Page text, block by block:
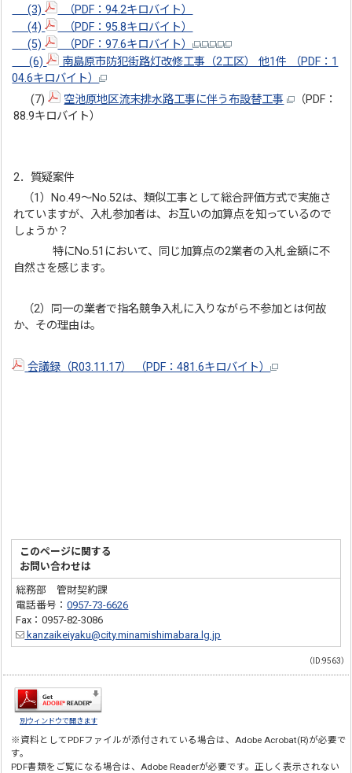
(3)
（PDF：94.2キロバイト）
(4)
（PDF：95.8キロバイト）
(5)
（PDF：97.6キロバイト）
(6)
南島原市防犯街路灯改修工事（2工区） 他1件 （PDF：1
04.6キロバイト）
(7)
空池原地区流末排水路工事に伴う布設替工事
（PDF：
88.9キロバイト）
2．質疑案件
（1）No.49～No.52は、類似工事として総合評価方式で実施さ
れていますが、入札参加者は、お互いの加算点を知っているので
しょうか？
特にNo.51において、同じ加算点の2業者の入札金額に不
自然さを感じます。
（2）同一の業者で指名競争入札に入りながら不参加とは何故
か、その理由は。
会議録（R03.11.17） （PDF：481.6キロバイト）
このページに関する
お問い合わせは
総務部 管財契約課
電話番号：0957-73-6626
Fax：0957-82-3086
kanzaikeiyaku@city.minamishimabara.lg.jp
（ID:9563）
別ウィンドウで開きます
※資料としてPDFファイルが添付されている場合は、Adobe Acrobat(R)が必要で
す。
PDF書類をご覧になる場合は、Adobe Readerが必要です。正しく表示されない